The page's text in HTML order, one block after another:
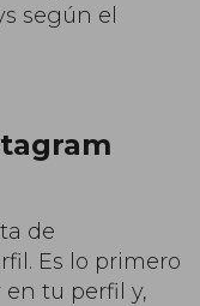
según el
de
Es lo primero
en tu perfil y,